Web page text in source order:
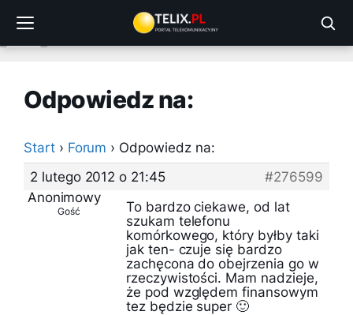
treści
Odpowiedz na:
Start › Forum › Odpowiedz na:
2 lutego 2012 o 21:45
#276599
Anonimowy
Gość
To bardzo ciekawe, od lat
szukam telefonu
komórkowego, który byłby taki
jak ten- czuje się bardzo
zachęcona do obejrzenia go w
rzeczywistości. Mam nadzieje,
że pod względem finansowym
tez będzie super 🙂